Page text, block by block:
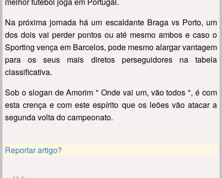
Na próxima jornada há um escaldante Braga vs Porto, um
dos dois vai perder pontos ou até mesmo ambos e caso o
Sporting vença em Barcelos, pode mesmo alargar vantagem
para os seus mais diretos perseguidores na tabela
classificativa.
Sob o slogan de Amorim " Onde vai um, vão todos ", é com
esta crença e com este espírito que os leões vão atacar a
segunda volta do campeonato.
Reportar artigo?